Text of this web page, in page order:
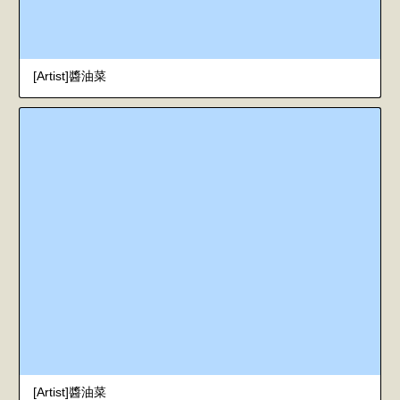
[Artist]醬油菜
[Artist]醬油菜